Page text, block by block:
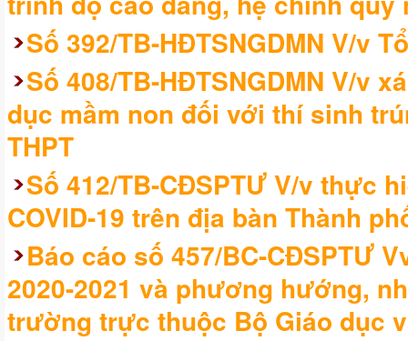
Số 392/TB-HĐTSNGDMN V/v
Số 408/TB-HĐTSNGDMN V/v
dục mầm non đối với thí sinh
THPT
Số 412/TB-CĐSPTƯ V/v thực
COVID-19 trên địa bàn Thành
Báo cáo số 457/BC-CĐSPTƯ
2020-2021 và phương hướng,
trường trực thuộc Bộ Giáo dục